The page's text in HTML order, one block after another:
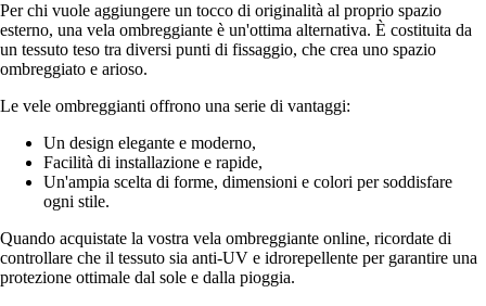
Per chi vuole aggiungere un tocco di originalità al proprio spazio
esterno, una vela ombreggiante è un'ottima alternativa. È costituita da
un tessuto teso tra diversi punti di fissaggio, che crea uno spazio
ombreggiato e arioso.
Le vele ombreggianti offrono una serie di vantaggi:
Un design elegante e moderno,
Facilità di installazione e rapide,
Un'ampia scelta di forme, dimensioni e colori per soddisfare
ogni stile.
Quando acquistate la vostra vela ombreggiante online, ricordate di
controllare che il tessuto sia anti-UV e idrorepellente per garantire una
protezione ottimale dal sole e dalla pioggia.